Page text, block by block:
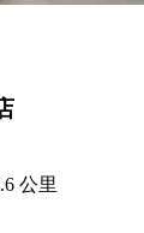
公里